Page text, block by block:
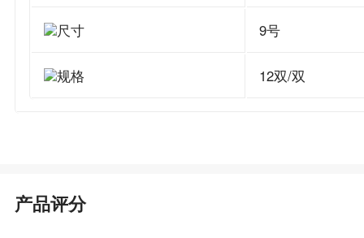
尺寸 9号
规格 12双/双
产品评分